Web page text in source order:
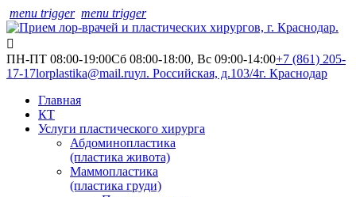
menu trigger menu trigger
ПН-ПТ 08:00-19:00Сб 08:00-18:00, Вс 09:00-14:00+7 (861) 205-
17-17lorplastika@mail.ruул. Российская, д.103/4г. Краснодар
Главная
КТ
Услуги пластического хирурга
Абдоминопластика
(пластика живота)
Маммопластика
(пластика груди)